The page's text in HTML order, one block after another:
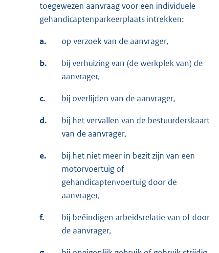
toegewezen aanvraag voor een individuele
gehandicaptenparkeerplaats intrekken:
a. op verzoek van de aanvrager,
b.
bij verhuizing van (de werkplek van) de
aanvrager,
c. bij overlijden van de aanvrager,
d.
bij het vervallen van de bestuurderskaart
van de aanvrager,
e.
bij het niet meer in bezit zijn van een
motorvoertuig of
gehandicaptenvoertuig door de
aanvrager,
f.
bij beëindigen arbeidsrelatie van of door
de aanvrager,